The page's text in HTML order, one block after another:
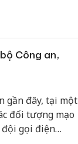
Công an,
gần đây, tại một
đối tượng mạo
đội gọi điện